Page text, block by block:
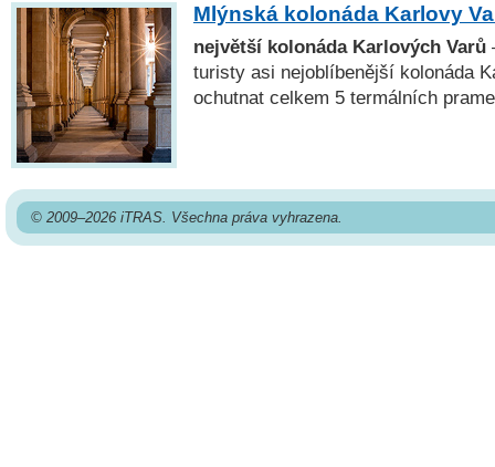
Mlýnská kolonáda Karlovy
největší kolonáda Karlových Varů
turisty asi nejoblíbenější kolonáda
ochutnat celkem 5 termálních
© 2009–2026 iTRAS. Všechna práva vyhrazena.